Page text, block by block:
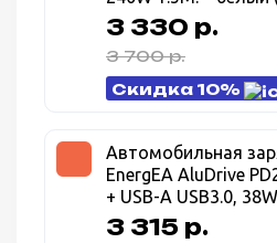
3 330 р.
3 700 р.
Скидка 10%
Автомобильная
EnergEA AluDrive
+ USB-A USB3.0, 38W — темно
серый (Gunmetal)
3 315 р.